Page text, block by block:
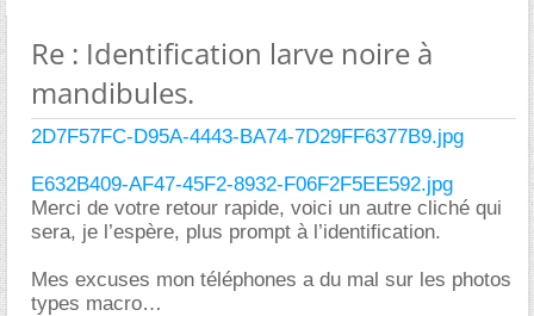
Re : Identification larve noire à
mandibules.
2D7F57FC-D95A-4443-BA74-7D29FF6377B9.jpg
E632B409-AF47-45F2-8932-F06F2F5EE592.jpg
Merci de votre retour rapide, voici un autre cliché qui
sera, je l’espère, plus prompt à l’identification.
Mes excuses mon téléphones a du mal sur les photos
types macro